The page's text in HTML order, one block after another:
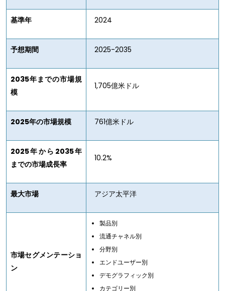
基準年 2024
予想期間 2025-2035
2035年までの市場規
模
1,705億米ドル
2025年の市場規模 761億米ドル
2025年から2035年
までの市場成長率
10.2%
最大市場 アジア太平洋
市場セグメンテーショ
ン
製品別
流通チャネル別
分野別
エンドユーザー別
デモグラフィック別
カテゴリー別